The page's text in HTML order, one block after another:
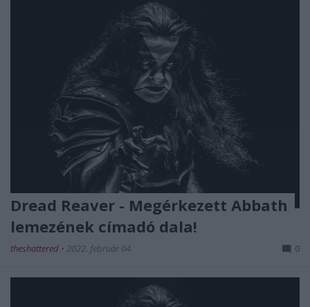
Dread Reaver - Megérkezett Abbath
lemezének címadó dala!
theshattered • 2022. február 04. 0